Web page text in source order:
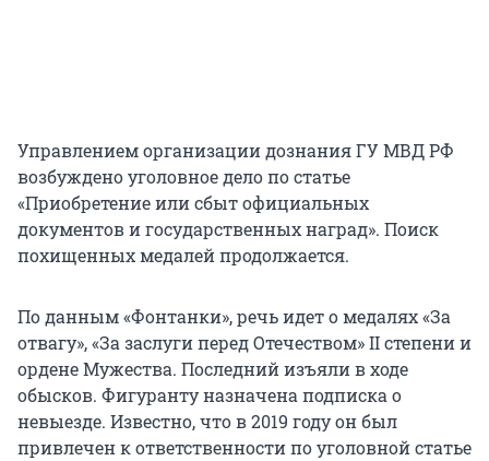
Управлением организации дознания ГУ МВД РФ
возбуждено уголовное дело по статье
«Приобретение или сбыт официальных
документов и государственных наград». Поиск
похищенных медалей продолжается.
По данным «Фонтанки», речь идет о медалях «За
отвагу», «За заслуги перед Отечеством» II степени и
ордене Мужества. Последний изъяли в ходе
обысков. Фигуранту назначена подписка о
невыезде. Известно, что в 2019 году он был
привлечен к ответственности по уголовной статье